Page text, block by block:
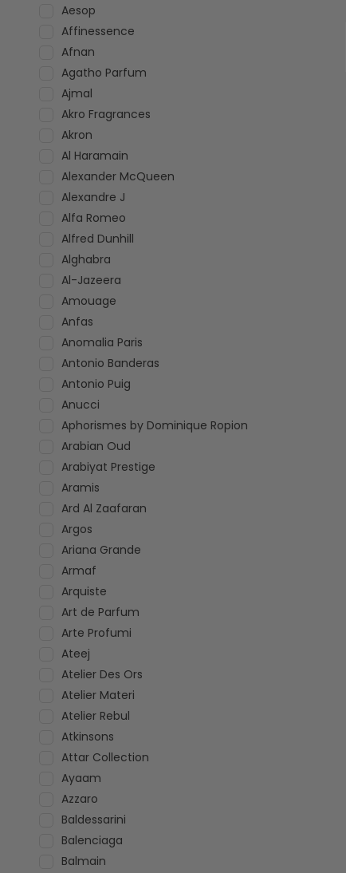
Aesop
Affinessence
Afnan
Agatho Parfum
Ajmal
Akro Fragrances
Akron
Al Haramain
Alexander McQueen
Alexandre J
Alfa Romeo
Alfred Dunhill
Alghabra
Al-Jazeera
Amouage
Anfas
Anomalia Paris
Antonio Banderas
Antonio Puig
Anucci
Aphorismes by Dominique Ropion
Arabian Oud
Arabiyat Prestige
Aramis
Ard Al Zaafaran
Argos
Ariana Grande
Armaf
Arquiste
Art de Parfum
Arte Profumi
Ateej
Atelier Des Ors
Atelier Materi
Atelier Rebul
Atkinsons
Attar Collection
Ayaam
Azzaro
Baldessarini
Balenciaga
Balmain